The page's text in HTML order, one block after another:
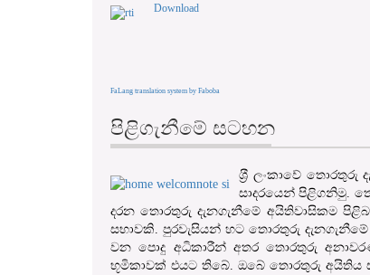
Download
FaLang translation system by Faboba
පිළිගැනීමේ සටහන
ශ‍්‍රී ලංකාවේ තොරතුරු
සාදරයෙන් පිළිගනිමු.
දරන තොරතුරු දැනගැනීමේ අයිතිවාසිකම
සභාවකි. පුරවැසියන් හට තොරතුරු
වන පොදු අධිකාරීන් අතර තොරතුරු
භූමිකාවක් එයට තිබේ. ඔබේ තොරතුරු අයිතිය